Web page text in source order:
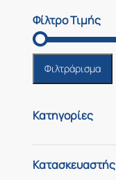
Φίλτρο Τιμής
Φιλτράρισμα
Κατηγορίες
Κατασκευαστής